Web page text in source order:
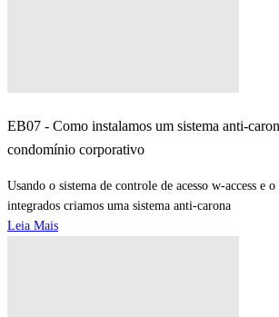
EB07 - Como instalamos um sistema anti-
condomínio corporativo
Usando o sistema de controle de acesso w-access e
integrados criamos uma sistema anti-carona
Leia Mais